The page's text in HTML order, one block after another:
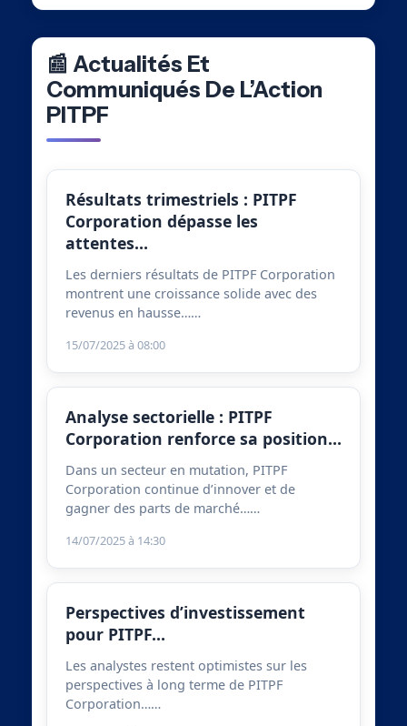
📰 Actualités Et
Communiqués De L’Action
PITPF
Résultats trimestriels : PITPF
Corporation dépasse les
attentes…
Les derniers résultats de PITPF Corporation
montrent une croissance solide avec des
revenus en hausse……
15/07/2025 à 08:00
Analyse sectorielle : PITPF
Corporation renforce sa position…
Dans un secteur en mutation, PITPF
Corporation continue d’innover et de
gagner des parts de marché……
14/07/2025 à 14:30
Perspectives d’investissement
pour PITPF…
Les analystes restent optimistes sur les
perspectives à long terme de PITPF
Corporation……